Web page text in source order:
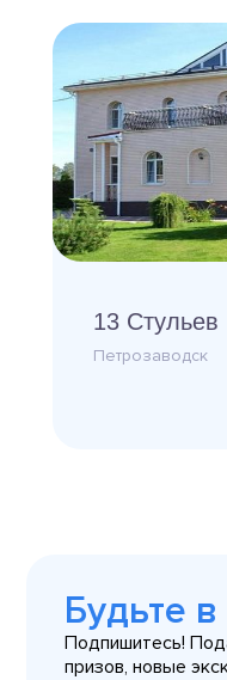
13 Стульев
Петрозаводск
Будьте
Подпишитесь!
призов, новые